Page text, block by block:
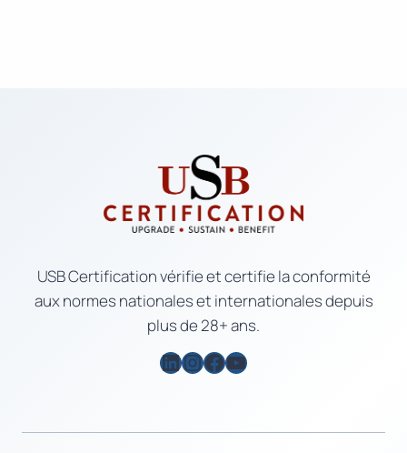
USB Certification vérifie et certifie la conformité
aux normes nationales et internationales depuis
plus de 28+ ans.
LinkedIn
Instagram
Facebook
YouTube